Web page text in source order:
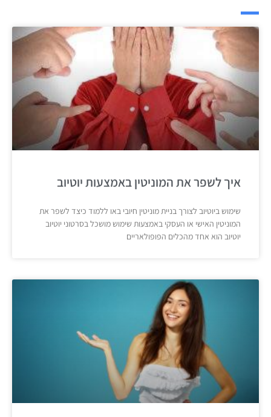
איך לשפר את המוניטין באמצעות יוטיוב
שימוש ביוטיוב לצורך בניית מוניטין חיובי באו ללמוד כיצד לשפר את
המוניטין האישי או העסקי באמצעות שימוש מושכל בסרטוני יוטיוב
יוטיוב הוא אחד מהכלים הפופולאריים